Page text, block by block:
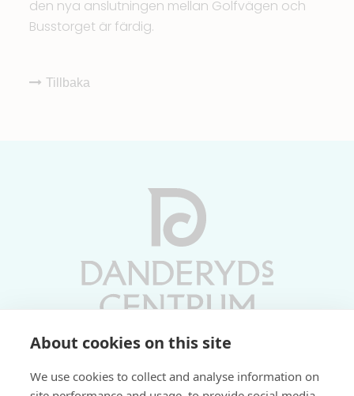
About cookies on this site
We use cookies to collect and analyse information on
den nya anslutningen mellan Golfvägen och
Busstorget är färdig.
Tillbaka
Söndagar 11-17 | Livs 07-22